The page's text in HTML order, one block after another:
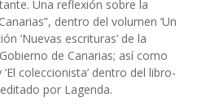
Una reflexión sobre la
dentro del volumen ‘Un
‘Nuevas escrituras’ de la
de Canarias; así como
coleccionista’ dentro del libro-
por Lagenda.